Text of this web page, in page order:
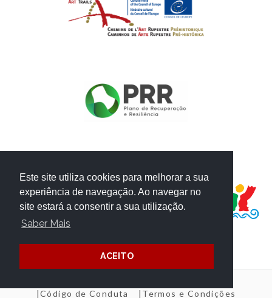
Este site utiliza cookies para melhorar a sua
experiência de navegação. Ao navegar no
site estará a consentir a sua utilização.
Saber Mais
ACEITO
Código de Conduta Termos e Condições